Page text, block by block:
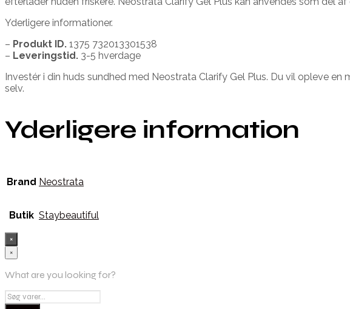
Yderligere informationer.
– Produkt ID. 1375 732013301538
– Leveringstid. 3-5 hverdage
Investér i din huds sundhed med Neostrata Clarify Gel Plus. Du vil opleve
selv.
Yderligere information
Brand Neostrata
Butik Staybeautiful
×
×
What are you looking for?